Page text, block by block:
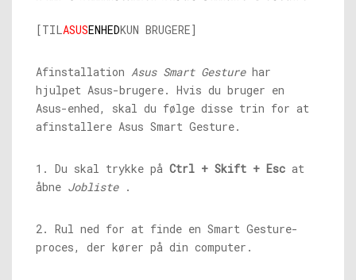
[TILASUSENHEDKUN BRUGERE]
Afinstallation Asus Smart Gesturehar
hjulpet Asus-brugere. Hvis du bruger en
Asus-enhed, skal du følge disse trin for at
afinstallere Asus Smart Gesture.
1. Du skal trykke på Ctrl + Skift + Esc at
åbne Jobliste.
2. Rul ned for at finde en Smart Gesture-
proces, der kører på din computer.